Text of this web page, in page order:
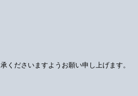
ださいますようお願い申し上げます。